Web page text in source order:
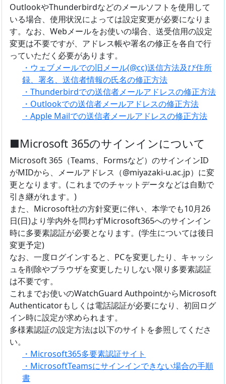
OutlookやThunderbirdなどのメールソフトを使用して
いる場合、使用状況によっては設定変更が必要になりま
す。なお、Webメールをお使いの場合、送受信用の設定
変更は不要ですが、アドレス帳や署名の修正を各自で行
っていただく必要があります。
・ウェブメールでの旧メール(@cc)送信方法及び住所
録、署名、送信者情報の氏名の修正方法
・Thunderbirdでの送信者メールアドレスの修正方法
・Outlookでの送信者メールアドレスの修正方法
・Apple Mailでの送信者メールアドレスの修正方法
■Microsoft 365のサインインについて
Microsoft 365（Teams、Formsなど）のサインインID
がMIDから、メールアドレス（@miyazaki-u.ac.jp）に変
更となります。(これまでのチャットデータなどは自動で
引き継がれます。)
また、Microsoft社の方針変更に伴い、本学でも10月26
日(日)より学内外を問わずMicrosoft365へのサインイン
時に多要素認証が必要となります。(学生については後日
変更予定)
なお、一度ログインすると、PCを変更したり、キャッシ
ュを削除やブラウザを変更したりしない限り多要素認証
は不要です。
これまでお使いのWatchGuard AuthpointからMicrosoft
Authenticatorもしくは電話認証が必要になり、初回ログ
イン時に設定が求められます。
多様素認証の設定方法は以下のサイトを参照してくださ
い。
・Microsoft365多要素認証サイト
・MicrosoftTeamsにサインインできない場合の手順
書